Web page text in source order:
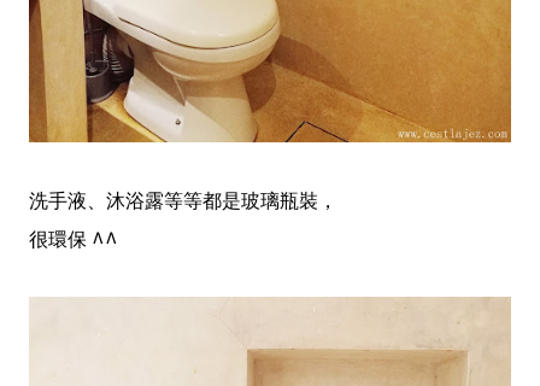
洗手液、沐浴露等等都是玻璃瓶裝，
很環保 ^^